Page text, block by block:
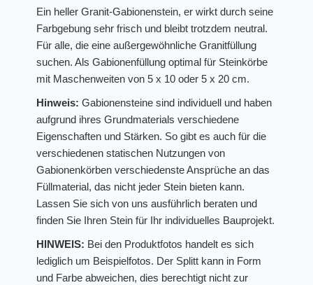
Ein heller Granit-Gabionenstein, er wirkt durch seine
Farbgebung sehr frisch und bleibt trotzdem neutral.
Für alle, die eine außergewöhnliche Granitfüllung
suchen. Als Gabionenfüllung optimal für Steinkörbe
mit Maschenweiten von 5 x 10 oder 5 x 20 cm.
Hinweis: Gabionensteine sind individuell und haben
aufgrund ihres Grundmaterials verschiedene
Eigenschaften und Stärken. So gibt es auch für die
verschiedenen statischen Nutzungen von
Gabionenkörben verschiedenste Ansprüche an das
Füllmaterial, das nicht jeder Stein bieten kann.
Lassen Sie sich von uns ausführlich beraten und
finden Sie Ihren Stein für Ihr individuelles Bauprojekt.
HINWEIS: Bei den Produktfotos handelt es sich
lediglich um Beispielfotos. Der Splitt kann in Form
und Farbe abweichen, dies berechtigt nicht zur